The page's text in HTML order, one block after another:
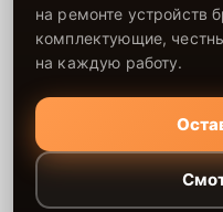
на ремонте устройств
комплектующие,
на каждую работу.